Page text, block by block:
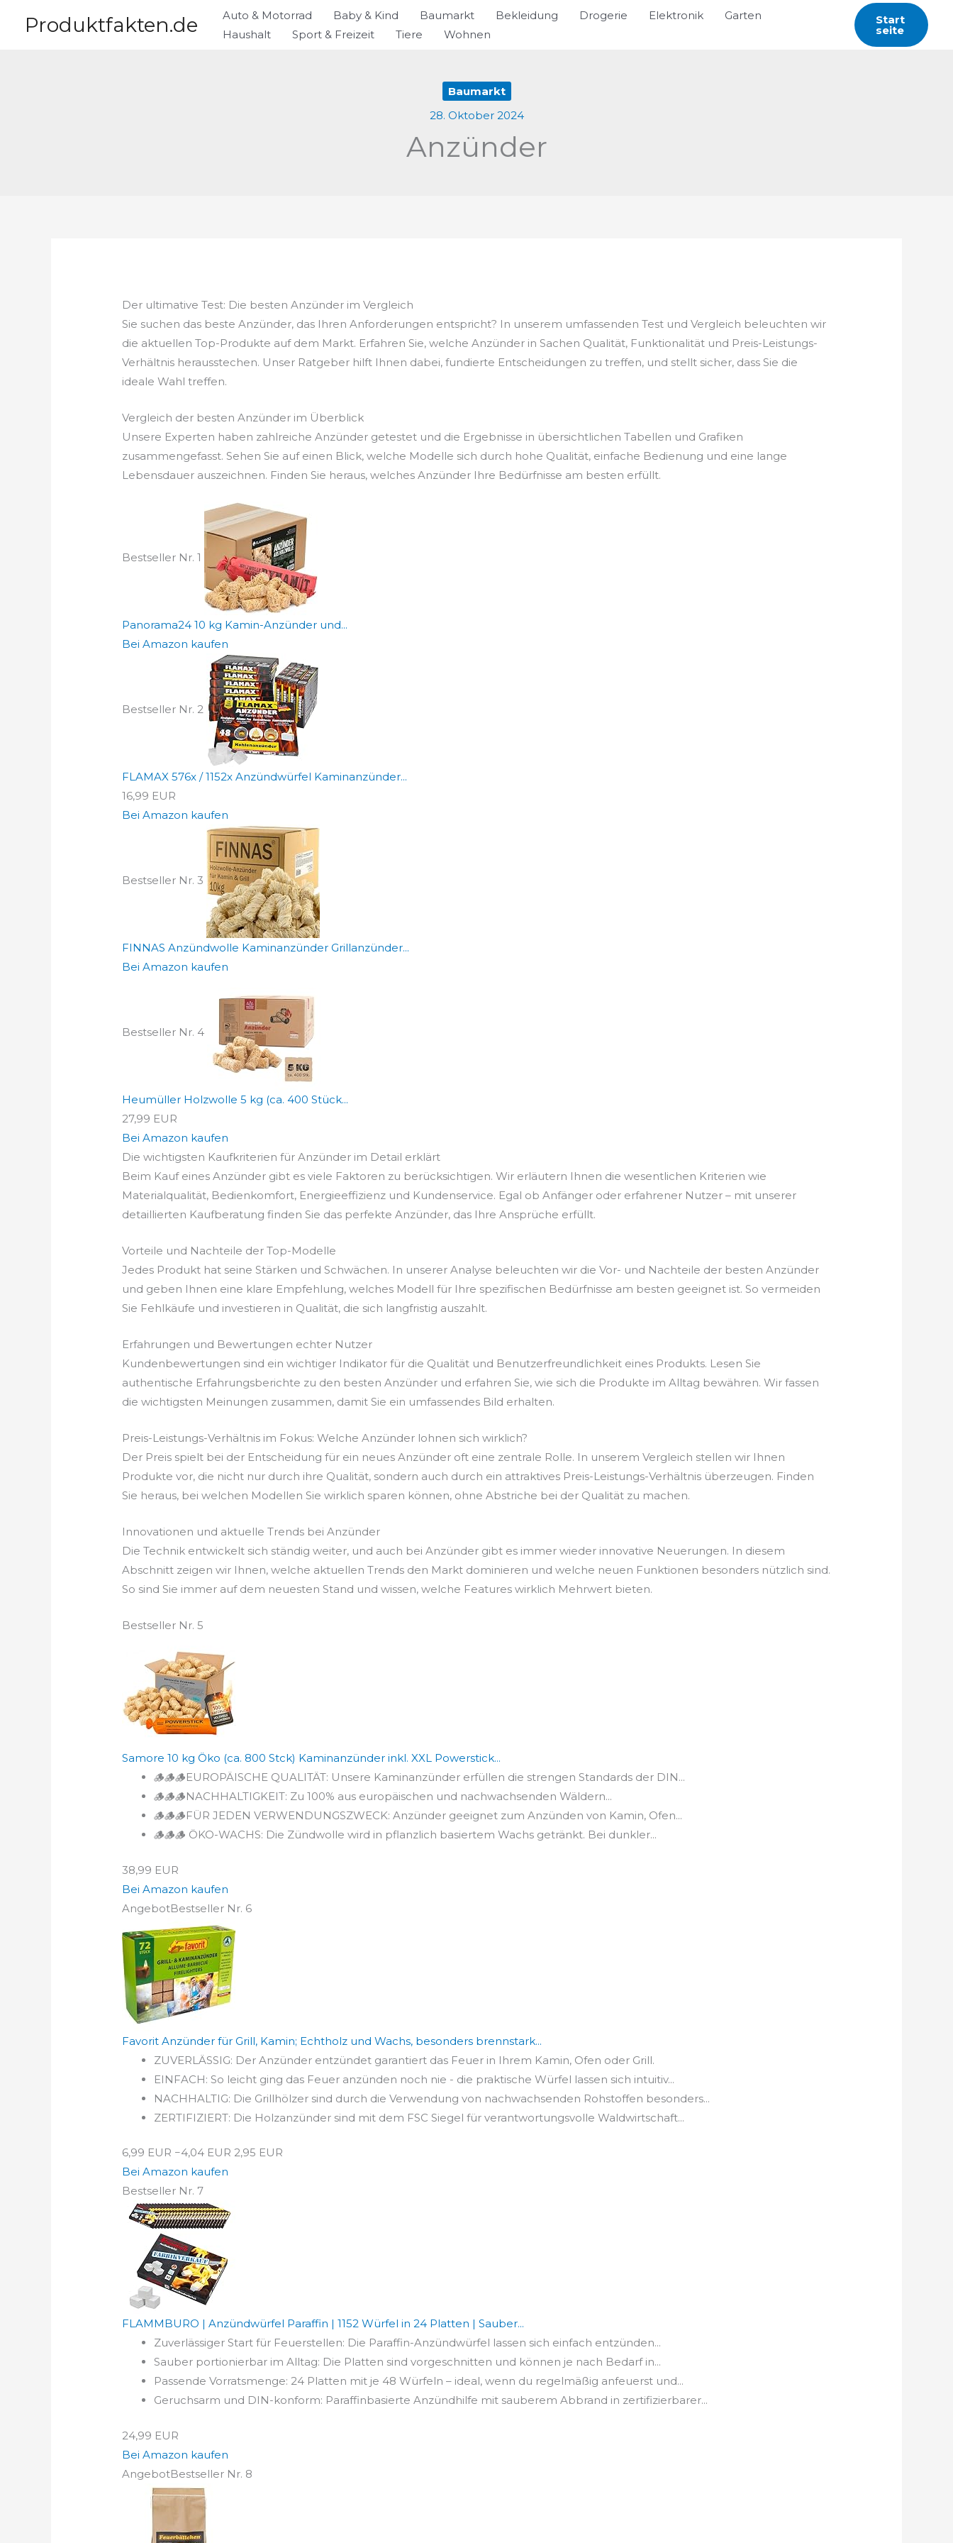
InhaltProduktfakten.de Auto & Motorrad Baby & Kind Baumarkt Bekleidung Drogerie Elektronik
Garten
Haushalt
Sport & Freizeit Tiere Wohnen
Start
Seite
Baumarkt
28. Oktober 2024
Anzünder
Der ultimative Test: Die besten Anzünder im Vergleich
Sie suchen das beste Anzünder, das Ihren Anforderungen entspricht? In unserem umfassenden Test und Vergleich beleuchten wir
die aktuellen Top-Produkte auf dem Markt. Erfahren Sie, welche Anzünder in Sachen Qualität, Funktionalität und Preis-Leistungs-
Verhältnis herausstechen. Unser Ratgeber hilft Ihnen dabei, fundierte Entscheidungen zu treffen, und stellt sicher, dass Sie die
ideale Wahl treffen.
Vergleich der besten Anzünder im Überblick
Unsere Experten haben zahlreiche Anzünder getestet und die Ergebnisse in übersichtlichen Tabellen und Grafiken
zusammengefasst. Sehen Sie auf einen Blick, welche Modelle sich durch hohe Qualität, einfache Bedienung und eine lange
Lebensdauer auszeichnen. Finden Sie heraus, welches Anzünder Ihre Bedürfnisse am besten erfüllt.
Bestseller Nr. 1
Panorama24 10 kg Kamin-Anzünder und...
Bei Amazon kaufen
Bestseller Nr. 2
FLAMAX 576x / 1152x Anzündwürfel Kaminanzünder...
16,99 EUR
Bei Amazon kaufen
Bestseller Nr. 3
FINNAS Anzündwolle Kaminanzünder Grillanzünder...
Bei Amazon kaufen
Bestseller Nr. 4
Heumüller Holzwolle 5 kg (ca. 400 Stück...
27,99 EUR
Bei Amazon kaufen
Die wichtigsten Kaufkriterien für Anzünder im Detail erklärt
Beim Kauf eines Anzünder gibt es viele Faktoren zu berücksichtigen. Wir erläutern Ihnen die wesentlichen Kriterien wie
Materialqualität, Bedienkomfort, Energieeffizienz und Kundenservice. Egal ob Anfänger oder erfahrener Nutzer – mit unserer
detaillierten Kaufberatung finden Sie das perfekte Anzünder, das Ihre Ansprüche erfüllt.
Vorteile und Nachteile der Top-Modelle
Jedes Produkt hat seine Stärken und Schwächen. In unserer Analyse beleuchten wir die Vor- und Nachteile der besten Anzünder
und geben Ihnen eine klare Empfehlung, welches Modell für Ihre spezifischen Bedürfnisse am besten geeignet ist. So vermeiden
Sie Fehlkäufe und investieren in Qualität, die sich langfristig auszahlt.
Erfahrungen und Bewertungen echter Nutzer
Kundenbewertungen sind ein wichtiger Indikator für die Qualität und Benutzerfreundlichkeit eines Produkts. Lesen Sie
authentische Erfahrungsberichte zu den besten Anzünder und erfahren Sie, wie sich die Produkte im Alltag bewähren. Wir fassen
die wichtigsten Meinungen zusammen, damit Sie ein umfassendes Bild erhalten.
Preis-Leistungs-Verhältnis im Fokus: Welche Anzünder lohnen sich wirklich?
Der Preis spielt bei der Entscheidung für ein neues Anzünder oft eine zentrale Rolle. In unserem Vergleich stellen wir Ihnen
Produkte vor, die nicht nur durch ihre Qualität, sondern auch durch ein attraktives Preis-Leistungs-Verhältnis überzeugen. Finden
Sie heraus, bei welchen Modellen Sie wirklich sparen können, ohne Abstriche bei der Qualität zu machen.
Innovationen und aktuelle Trends bei Anzünder
Die Technik entwickelt sich ständig weiter, und auch bei Anzünder gibt es immer wieder innovative Neuerungen. In diesem
Abschnitt zeigen wir Ihnen, welche aktuellen Trends den Markt dominieren und welche neuen Funktionen besonders nützlich sind.
So sind Sie immer auf dem neuesten Stand und wissen, welche Features wirklich Mehrwert bieten.
Bestseller Nr. 5
Samore 10 kg Öko (ca. 800 Stck) Kaminanzünder inkl. XXL Powerstick...
🪵🪵🪵EUROPÄISCHE QUALITÄT: Unsere Kaminanzünder erfüllen die strengen Standards der DIN...
🪵🪵🪵NACHHALTIGKEIT: Zu 100% aus europäischen und nachwachsenden Wäldern...
🪵🪵🪵FÜR JEDEN VERWENDUNGSZWECK: Anzünder geeignet zum Anzünden von Kamin, Ofen...
🪵🪵🪵 ÖKO-WACHS: Die Zündwolle wird in pflanzlich basiertem Wachs getränkt. Bei dunkler...
38,99 EUR
Bei Amazon kaufen
AngebotBestseller Nr. 6
Favorit Anzünder für Grill, Kamin; Echtholz und Wachs, besonders brennstark...
ZUVERLÄSSIG: Der Anzünder entzündet garantiert das Feuer in Ihrem Kamin, Ofen oder Grill.
EINFACH: So leicht ging das Feuer anzünden noch nie - die praktische Würfel lassen sich intuitiv...
NACHHALTIG: Die Grillhölzer sind durch die Verwendung von nachwachsenden Rohstoffen besonders...
ZERTIFIZIERT: Die Holzanzünder sind mit dem FSC Siegel für verantwortungsvolle Waldwirtschaft...
6,99 EUR −4,04 EUR 2,95 EUR
Bei Amazon kaufen
Bestseller Nr. 7
FLAMMBURO | Anzündwürfel Paraffin | 1152 Würfel in 24 Platten | Sauber...
Zuverlässiger Start für Feuerstellen: Die Paraffin-Anzündwürfel lassen sich einfach entzünden...
Sauber portionierbar im Alltag: Die Platten sind vorgeschnitten und können je nach Bedarf in...
Passende Vorratsmenge: 24 Platten mit je 48 Würfeln – ideal, wenn du regelmäßig anfeuerst und...
Geruchsarm und DIN-konform: Paraffinbasierte Anzündhilfe mit sauberem Abbrand in zertifizierbarer...
24,99 EUR
Bei Amazon kaufen
AngebotBestseller Nr. 8